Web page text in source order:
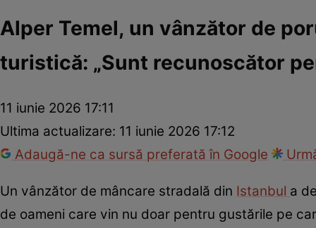
Alper Temel, un vânzător de
turistică: „Sunt recunoscător
11 iunie 2026 17:11
Ultima actualizare: 11 iunie 2026 17:12
Adaugă-ne ca sursă preferată în Google
Un vânzător de mâncare stradală din Istanbul a
de oameni care vin nu doar pentru gustările pe